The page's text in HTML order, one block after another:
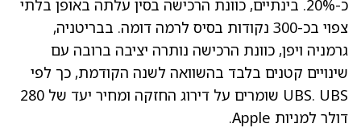
כ-20%. בינתיים, כוונת הרכישה בסין עלתה באופן בלתי
צפוי בכ-300 נקודות בסיס לרמה דומה. בבריטניה,
גרמניה ויפן, כוונת הרכישה נותרה יציבה ברובה עם
שינויים קטנים בלבד בהשוואה לשנה הקודמת, כך לפי
UBS. UBS שומרים על דירוג החזקה ומחיר יעד של 280
דולר למניות Apple.